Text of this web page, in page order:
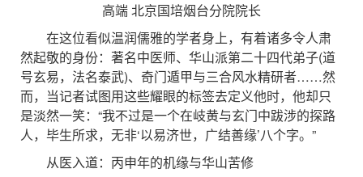
高端 北京国培烟台分院院长
在这位看似温润儒雅的学者身上，有着诸多令人肃
然起敬的身份：著名中医师、华山派第二十四代弟子(道
号玄易，法名泰武)、奇门遁甲与三合风水精研者……然
而，当记者试图用这些耀眼的标签去定义他时，他却只
是淡然一笑：“我不过是一个在岐黄与玄门中跋涉的探路
人，毕生所求，无非‘以易济世，广结善缘’八个字。”
从医入道：丙申年的机缘与华山苦修